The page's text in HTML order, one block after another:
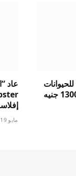
الأليفة أقساطًا تصل إلى 1300 جنيه
عاد
مايو 19, 2026